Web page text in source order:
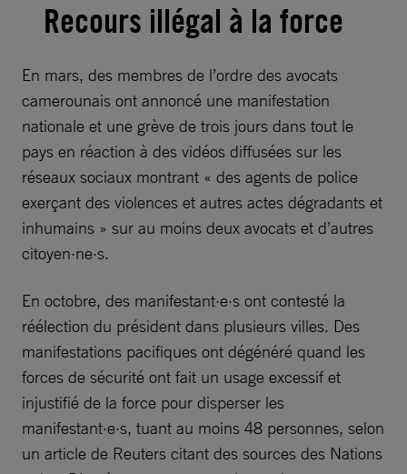
Recours illégal à la force
En mars, des membres de l’ordre des avocats
camerounais ont annoncé une manifestation
nationale et une grève de trois jours dans tout le
pays en réaction à des vidéos diffusées sur les
réseaux sociaux montrant « des agents de police
exerçant des violences et autres actes dégradants et
inhumains » sur au moins deux avocats et d’autres
citoyen·ne·s.
En octobre, des manifestant·e·s ont contesté la
réélection du président dans plusieurs villes. Des
manifestations pacifiques ont dégénéré quand les
forces de sécurité ont fait un usage excessif et
injustifié de la force pour disperser les
manifestant·e·s, tuant au moins 48 personnes, selon
un article de Reuters citant des sources des Nations